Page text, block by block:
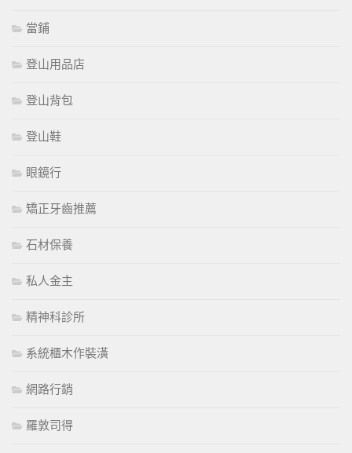
當鋪
登山用品店
登山背包
登山鞋
眼鏡行
矯正牙齒推薦
石材保養
私人金主
精神科診所
系統櫃木作裝潢
網路行銷
羅敦司得